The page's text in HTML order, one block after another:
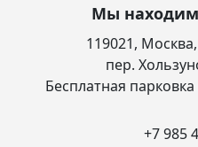
Мы
119021,
пер.
Бесплатная
+7 985